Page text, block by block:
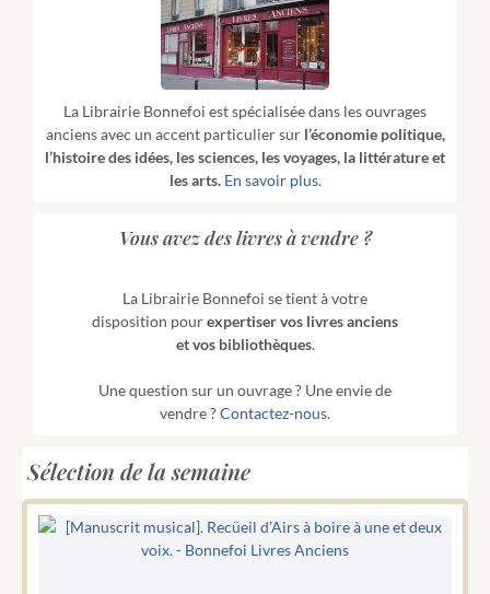
La Librairie Bonnefoi est spécialisée dans les ouvrages
anciens avec un accent particulier sur l’économie politique,
l’histoire des idées, les sciences, les voyages, la littérature et
les arts. En savoir plus.
Vous avez des livres à vendre ?
La Librairie Bonnefoi se tient à votre
disposition pourexpertiser vos livres anciens
et vos bibliothèques.
Une question sur un ouvrage ? Une envie de
vendre ?Contactez-nous.
Sélection de la semaine